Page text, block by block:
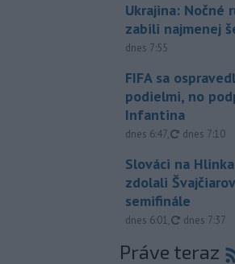
Ukrajina: Nočné
zabili najmenej
dnes 7:55
FIFA sa
podielmi, no
Infantina
dnes 6:47, dnes 7:10
Slováci na
zdolali
semifinále
dnes 6:01, dnes 7:37
Práve teraz